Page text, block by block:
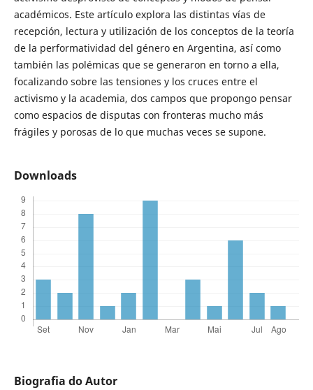
académicos. Este artículo explora las distintas vías de
recepción, lectura y utilización de los conceptos de la teoría
de la performatividad del género en Argentina, así como
también las polémicas que se generaron en torno a ella,
focalizando sobre las tensiones y los cruces entre el
activismo y la academia, dos campos que propongo pensar
como espacios de disputas con fronteras mucho más
frágiles y porosas de lo que muchas veces se supone.
Downloads
Biografia do Autor